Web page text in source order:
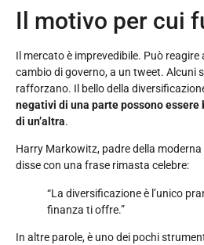
Il motivo per cui
Il mercato è imprevedibile. Può
cambio di governo, a un tweet. Alcuni
rafforzano. Il bello della
negativi di una parte possono
di un’altra.
Harry Markowitz, padre della
disse con una frase rimasta celebre:
“La diversificazione è l’unico
finanza ti offre.”
In altre parole, è uno dei pochi